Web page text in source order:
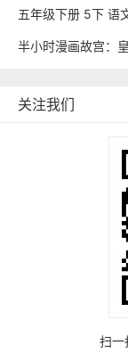
半小时漫画故宫：
关注我们
扫一